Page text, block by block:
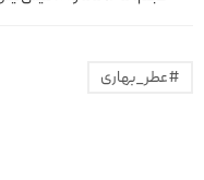
#عطر_بهاری